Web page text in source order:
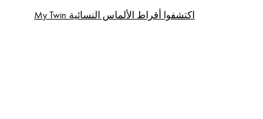
اكتشفوا أقراط الألماس النسائية My Twin